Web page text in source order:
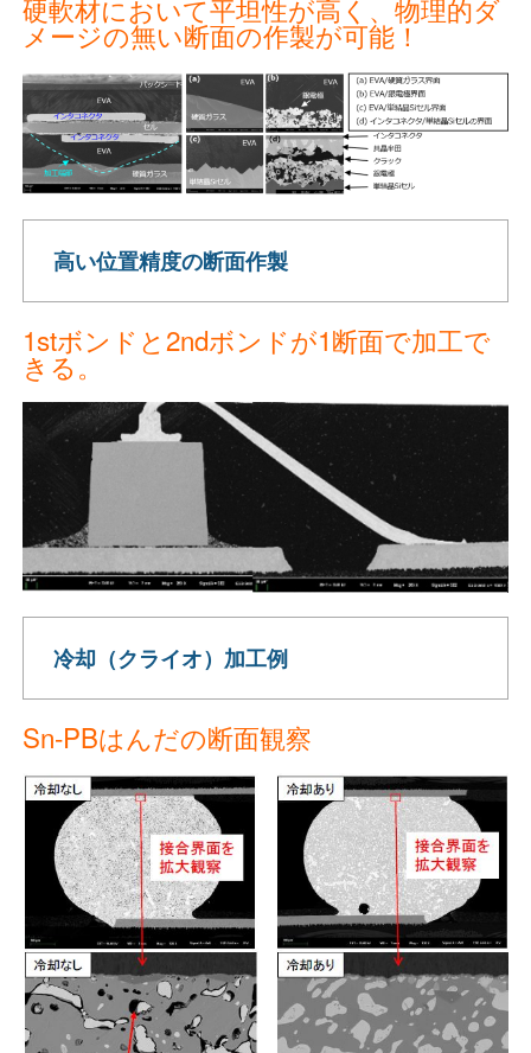
硬軟材において平坦性が高く、物理的ダ
メージの無い断面の作製が可能！
高い位置精度の断面作製
1stボンドと2ndボンドが1断面で加工で
きる。
冷却（クライオ）加工例
Sn-PBはんだの断面観察